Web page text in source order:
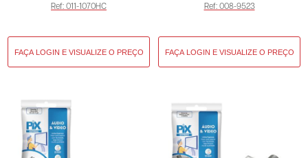
Ref: 011-1070HC Ref: 008-9523